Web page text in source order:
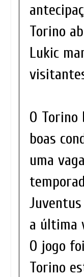
Torino
Lukic
O
boas
uma
a última
O jogo
Torino